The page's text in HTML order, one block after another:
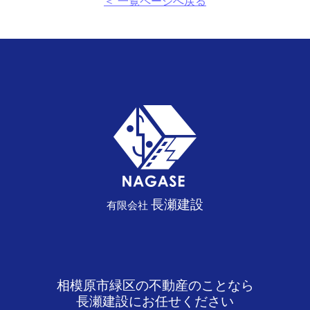
有限会社 長瀬建設
相模原市緑区の不動産のことなら
長瀬建設にお任せください